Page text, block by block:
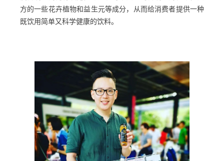
方的一些花卉植物和益生元等成分，从而给消费者提供一种
既饮用简单又科学健康的饮料。